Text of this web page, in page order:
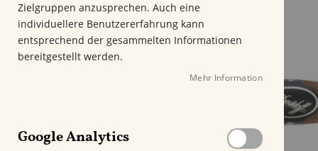
E
n
d
e
i
Zielgruppen anzusprechen. Auch eine
individuellere Benutzererfahrung kann
entsprechend der gesammelten Informationen
bereitgestellt werden.
Mehr Information
Google Analytics